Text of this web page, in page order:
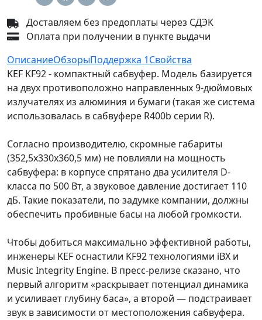
Доставляем без предоплаты через СДЭК
Оплата при получении в пункте выдачи
ОписаниеОбзорыПоддержка 1Свойства
KEF KF92 - компактный сабвуфер. Модель базируется
на двух противоположно направленных 9-дюймовых
излучателях из алюминия и бумаги (такая же система
использовалась в сабвуфере R400b серии R).
Согласно производителю, скромные габариты
(352,5x330x360,5 мм) не повлияли на мощность
сабвуфера: в корпусе спрятано два усилителя D-
класса по 500 Вт, а звуковое давление достигает 110
дБ. Такие показатели, по задумке компании, должны
обеспечить пробивные басы на любой громкости.
Чтобы добиться максимально эффективной работы,
инженеры KEF оснастили KF92 технологиями iBX и
Music Integrity Engine. В пресс-релизе сказано, что
первый алгоритм «раскрывает потенциал динамика
и усиливает глубину баса», а второй — подстраивает
звук в зависимости от местоположения сабвуфера.